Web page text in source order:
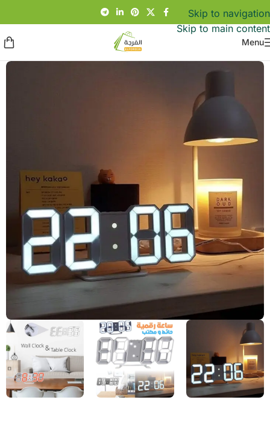
Skip to navigation
Skip to main content
Menu